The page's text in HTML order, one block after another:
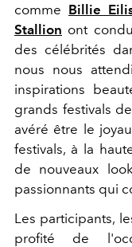
comme Billie
Stallion ont
des célébrités
nous nous
inspirations
grands festivals
avéré être le
festivals, à la
de nouveaux
passionnants qui
Les participants,
profité de